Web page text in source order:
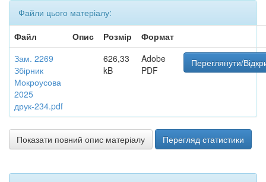
Файли цього матеріалу:
Файл
Опис Розмір
Формат
Зам. 2269
Збірник
Мокроусова
2025
друк-234.pdf
626,33
kB
Adobe
PDF
Переглянути/
Показати повний опис матеріалу Перегляд статистики